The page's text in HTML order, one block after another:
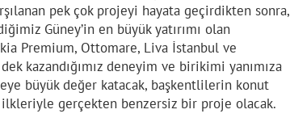
pek çok projeyi hayata geçirdikten sonra,
Güney’in en büyük yatırımı olan
Premium, Ottomare, Liva İstanbul ve
kazandığımız deneyim ve birikimi yanımıza
büyük değer katacak, başkentlilerin konut
ilkleriyle gerçekten benzersiz bir proje olacak.